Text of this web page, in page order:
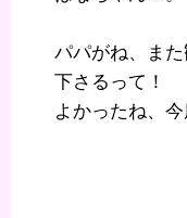
パパがね、ま
下さるって！
よかったね、